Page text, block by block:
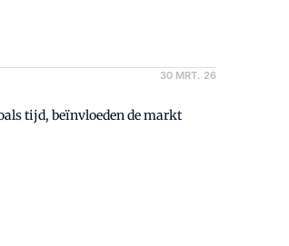
30 MRT. 26
tijd, beïnvloeden de markt